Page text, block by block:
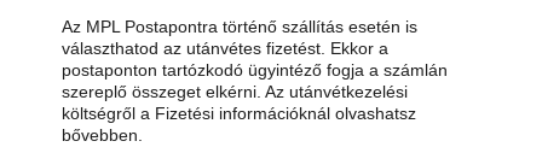
Az MPL Postapontra történő szállítás esetén is
választhatod az utánvétes fizetést. Ekkor a
postaponton tartózkodó ügyintéző fogja a számlán
szereplő összeget elkérni. Az utánvétkezelési
költségről a Fizetési információknál olvashatsz
bővebben.